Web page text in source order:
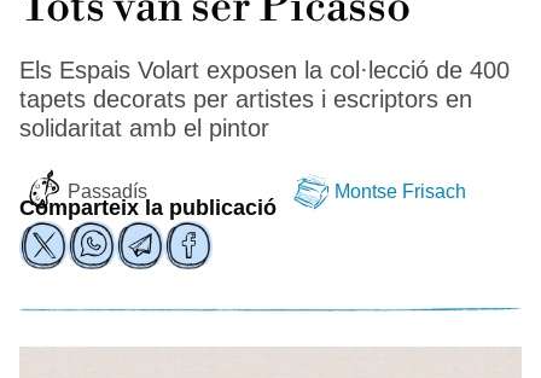
Els Espais Volart exposen la col·lecció de 400
tapets decorats per artistes i escriptors en
solidaritat amb el pintor
Passadís Montse Frisach
Comparteix la publicació